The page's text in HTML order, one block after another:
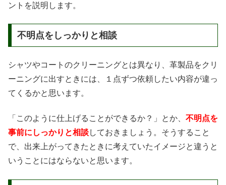
ントを説明します。
不明点をしっかりと相談
シャツやコートのクリーニングとは異なり、革製品をクリ
ーニングに出すときには、１点ずつ依頼したい内容が違っ
てくるかと思います。
「このように仕上げることができるか？」とか、 不明点を
事前にしっかりと相談しておきましょう。そうすること
で、出来上がってきたときに考えていたイメージと違うと
いうことにはならないと思います。